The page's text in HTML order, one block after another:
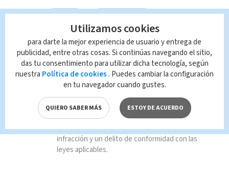
San José Nos Une 2017
Desamparados
Queda prohibida la reproducción total o
parcial del contenido de esta página, mismo
que es propiedad de TELEDIARIO; su
reproducción no autorizada constituye una
infracción y un delito de conformidad con las
leyes aplicables.
Utilizamos cookies
para darte la mejor experiencia de usuario y entrega de
publicidad, entre otras cosas. Si continúas navegando el sitio,
das tu consentimiento para utilizar dicha tecnología, según
nuestra Política de cookies . Puedes cambiar la configuración
en tu navegador cuando gustes.
QUIERO SABER MÁS ESTOY DE ACUERDO